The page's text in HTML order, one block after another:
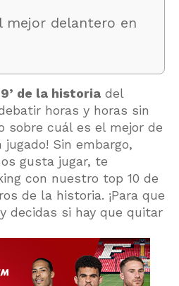
mejor delantero en
de la historia del
horas y horas sin
sobre cuál es el mejor de
Sin embargo,
gusta jugar, te
con nuestro top 10 de
de la historia. ¡Para que
decidas si hay que quitar